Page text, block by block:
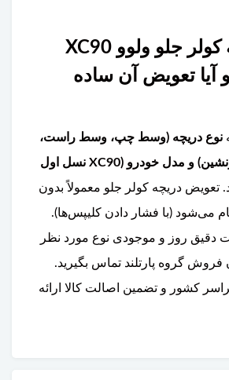
قیمت دریچه کولر جلو ولوو XC90
تعویض آن ساده
نوع دریچه (وسط چپ، وسط راست،
سمت راننده یا سرنشین) و مدل خودرو (XC90 نسل اول
تعویض دریچه کولر جلو معمولاً بدون
می‌شود (با فشار دادن کلیپس‌ها).
دقیق روز و موجودی نوع مورد نظر
فروش گروه پارتلند تماس بگیرید.
کشور و تضمین اصالت کالا ارائه